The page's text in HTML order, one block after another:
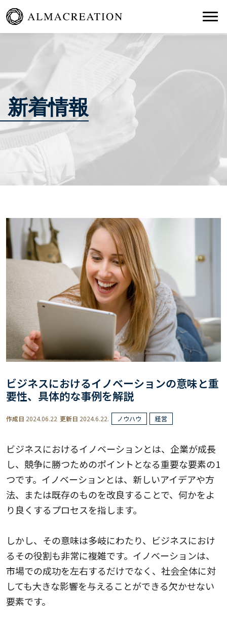
新着情報
ビジネスにおけるイノベーションの意味と重
要性、具体的な事例を解説
作成日 2024.06.22 更新日 2024.6.22. ノウハウ 経営
ビジネスにおけるイノベーションとは、企業が成長
し、競争に勝つためのポイントとなる重要な要素の1
つです。イノベーションとは、新しいアイデアや方
法、または既存のものを改良することで、何かをよ
り良くするプロセスを指します。
しかし、その意味は多岐にわたり、ビジネスにおけ
るその役割も非常に複雑です。イノベーションは、
市場での成功を左右するだけでなく、社会全体に対
しても大きな影響を与えることができる欠かせない
要素です。